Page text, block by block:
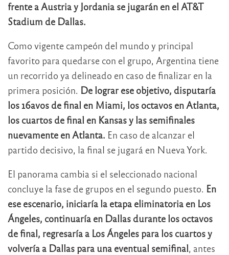
frente a Austria y Jordania se jugarán en el AT&T
Stadium de Dallas.
Como vigente campeón del mundo y principal
favorito para quedarse con el grupo, Argentina tiene
un recorrido ya delineado en caso de finalizar en la
primera posición. De lograr ese objetivo, disputaría
los 16avos de final en Miami, los octavos en Atlanta,
los cuartos de final en Kansas y las semifinales
nuevamente en Atlanta. En caso de alcanzar el
partido decisivo, la final se jugará en Nueva York.
El panorama cambia si el seleccionado nacional
concluye la fase de grupos en el segundo puesto. En
ese escenario, iniciaría la etapa eliminatoria en Los
Ángeles, continuaría en Dallas durante los octavos
de final, regresaría a Los Ángeles para los cuartos y
volvería a Dallas para una eventual semifinal, antes